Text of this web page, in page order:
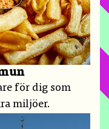
för dig som
miljöer.